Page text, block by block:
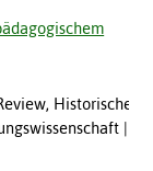
Historische